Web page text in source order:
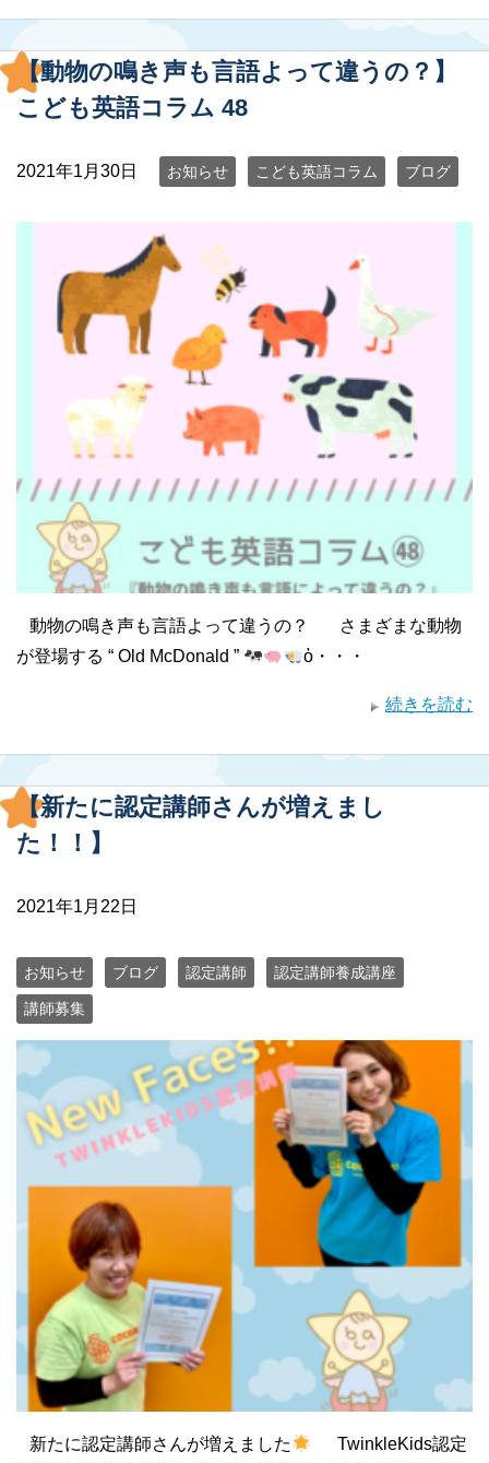
【動物の鳴き声も言語よって違うの？】
こども英語コラム 48
2021年1月30日 お知らせ こども英語コラム ブログ
動物の鳴き声も言語よって違うの？ さまざまな動物
が登場する “ Old McDonald ”
ὁ・・・
続きを読む
【新たに認定講師さんが増えまし
た！！】
2021年1月22日
お知らせ ブログ 認定講師 認定講師養成講座
講師募集
新たに認定講師さんが増えました
TwinkleKids認定